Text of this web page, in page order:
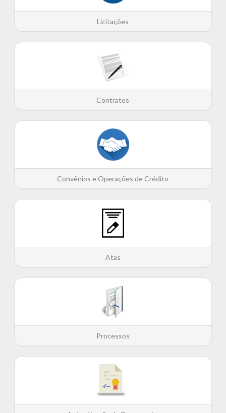
Licitações
Contratos
Convênios e Operações de Crédito
Atas
Processos